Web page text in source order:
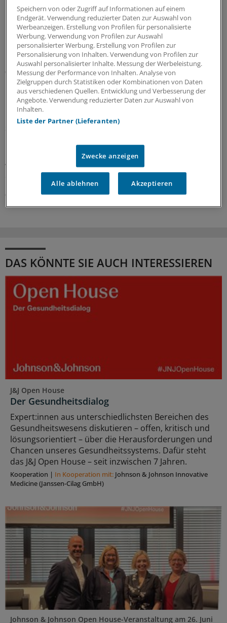
Bundesärztekammer und PKV-Verband haben dem
Bundesgesundheitsministerium den Entwurf einer
GOÄneu vorgelegt. Er nimmt innovative medizinische
Leistungen auf – und bewertet einige andere um. Ein
Überblick mit Beispielen dazu, was sich ändern soll.
05.08.2026
Leitliniennutzung
Hausärzte wünschen sich Leitlinien kürzer,
strukturierter und praxisnäher
In hausärztlichen Praxen wird durchaus regelmäßig auf
Leitlinien zurückgegriffen – eine Umfrage zeigt allerdings
wegen Zeitmangels und zu umfangreicher Dokumente
deutlichen Verbesserungsbedarf.
03.08.2026
DAS KÖNNTE SIE AUCH INTERESSIEREN
J&J Open House
Der Gesundheitsdialog
Expert:innen aus unterschiedlichsten Bereichen des
Gesundheitswesens diskutieren – offen, kritisch und
lösungsorientiert – über die Herausforderungen und
Chancen unseres Gesundheitssystems. Dafür steht
das J&J Open House – seit inzwischen 7 Jahren.
Kooperation | In Kooperation mit: Johnson & Johnson Innovative
Medicine (Janssen-Cilag GmbH)
Johnson & Johnson Open House-Veranstaltung am 26. Juni
Speichern von oder Zugriff auf Informationen auf einem
Endgerät. Verwendung reduzierter Daten zur Auswahl von
Werbeanzeigen. Erstellung von Profilen für personalisierte
Werbung. Verwendung von Profilen zur Auswahl
personalisierter Werbung. Erstellung von Profilen zur
Personalisierung von Inhalten. Verwendung von Profilen zur
Auswahl personalisierter Inhalte. Messung der Werbeleistung.
Messung der Performance von Inhalten. Analyse von
Zielgruppen durch Statistiken oder Kombinationen von Daten
aus verschiedenen Quellen. Entwicklung und Verbesserung der
Angebote. Verwendung reduzierter Daten zur Auswahl von
Inhalten.
Liste der Partner (Lieferanten)
Zwecke anzeigen
Alle ablehnen Akzeptieren